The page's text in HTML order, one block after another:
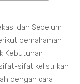
dan Sebelum
pemahaman
Kebutuhan
sifat kelistrikan
dengan cara